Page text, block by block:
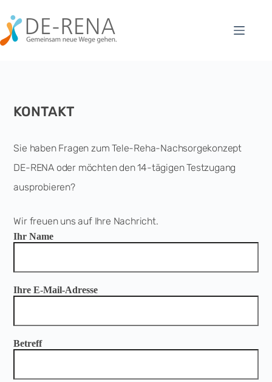
KONTAKT
Sie haben Fragen zum Tele-Reha-Nachsorgekonzept
DE-RENA oder möchten den 14-tägigen Testzugang
ausprobieren?
Wir freuen uns auf Ihre Nachricht.
Ihr Name
Ihre E-Mail-Adresse
Betreff